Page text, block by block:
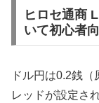
ヒロセ通商
いて初心者
ドル円は0.2銭
レッドが設定さ